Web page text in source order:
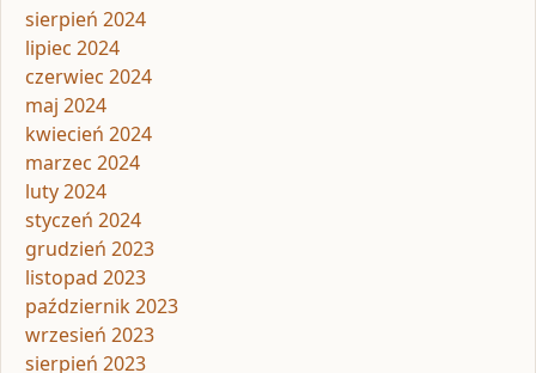
sierpień 2024
lipiec 2024
czerwiec 2024
maj 2024
kwiecień 2024
marzec 2024
luty 2024
styczeń 2024
grudzień 2023
listopad 2023
październik 2023
wrzesień 2023
sierpień 2023